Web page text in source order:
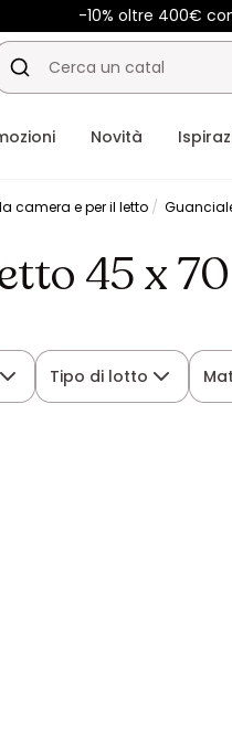
-10% oltre 400€
Novità
camera e per il letto
45 x
Tipo di lotto